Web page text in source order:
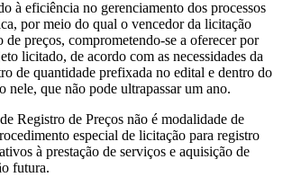
à eficiência no gerenciamento dos processos
por meio do qual o vencedor da licitação
de preços, comprometendo-se a oferecer por
licitado, de acordo com as necessidades da
de quantidade prefixada no edital e dentro do
nele, que não pode ultrapassar um ano.
Registro de Preços não é modalidade de
especial de licitação para registro
à prestação de serviços e aquisição de
futura.